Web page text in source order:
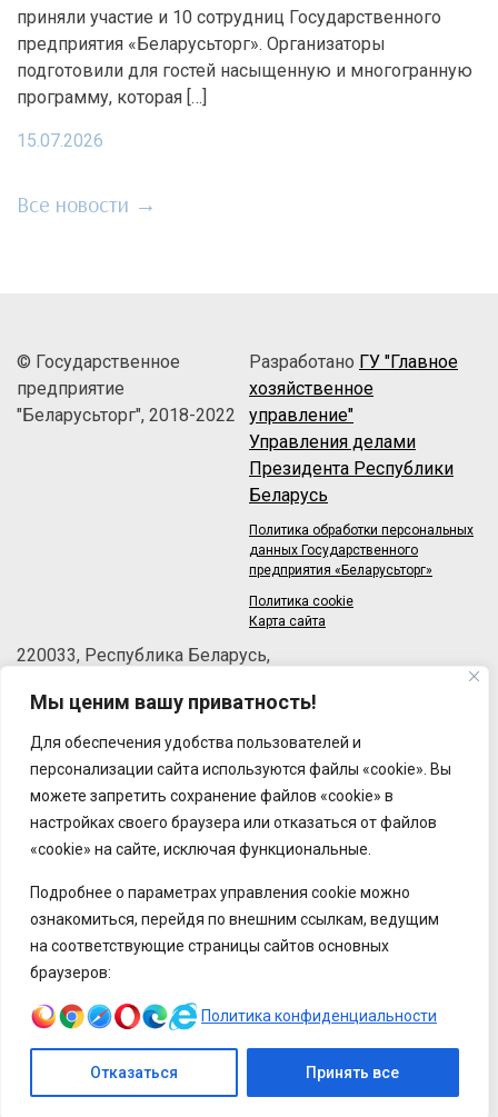
Мы ценим вашу приватность!
Для обеспечения удобства пользователей и
персонализации сайта используются файлы «cookie». Вы
можете запретить сохранение файлов «cookie» в
настройках своего браузера или отказаться от файлов
«cookie» на сайте, исключая функциональные.
Подробнее о параметрах управления cookie можно
ознакомиться, перейдя по внешним ссылкам, ведущим
на соответствующие страницы сайтов основных
браузеров:
Политика конфиденциальности
Отказаться Принять все
приняли участие и 10 сотрудниц Государственного
предприятия «Беларусьторг». Организаторы
подготовили для гостей насыщенную и многогранную
программу, которая […]
15.07.2026
Все новости →
© Государственное
предприятие
"Беларусьторг", 2018-2022
Разработано ГУ "Главное
хозяйственное
управление"
Управления делами
Президента Республики
Беларусь
Политика обработки персональных
данных Государственного
предприятия «Беларусьторг»
Политика cookie
Карта сайта
220033, Республика Беларусь,
Телефон: +375 (17) 215-63-33
Факс: +375 (17) 270-30-50
Email:brt@brt.by